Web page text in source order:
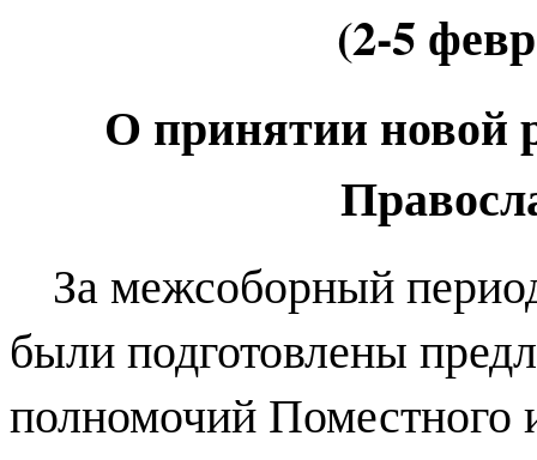
(2-5
О принятии новой
За межсоборный
были подготовлены
полномочий Поместного